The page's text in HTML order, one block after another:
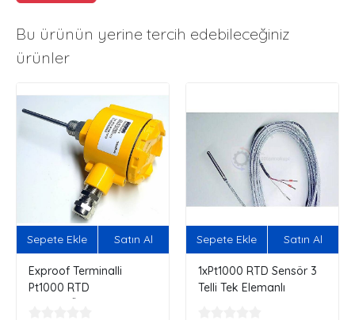
Bu ürünün yerine tercih edebileceğiniz
ürünler
Exproof Terminalli
Pt1000 RTD
Sepete Ekle Satın Al
1xPt1000 RTD Sensör 3
Telli Tek Elemanlı
Sepete Ekle Satın Al